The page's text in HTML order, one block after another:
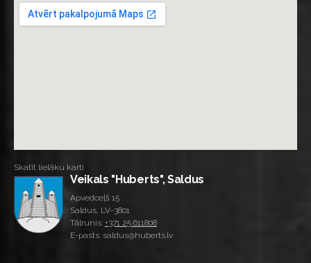
Skatīt lielāku karti
Veikals "Huberts", Saldus
Apvedceļš 15
Saldus, LV-3801
Tālrunis: +371 25 611808
E-pasts: saldus@huberts.lv